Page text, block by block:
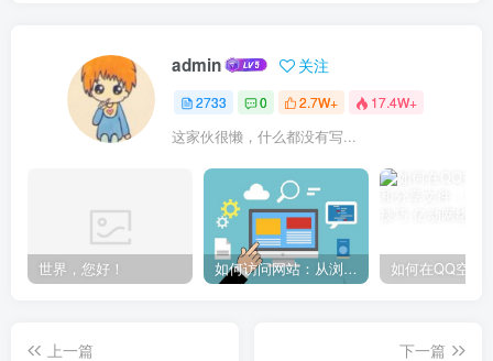
admin 关注
2733 0 2.7W+ 17.4W+
这家伙很懒，什么都没有写...
世界，您好！ 如何访问网站：从浏览器输入到页面加载的完整步骤详解
上一篇
下一篇